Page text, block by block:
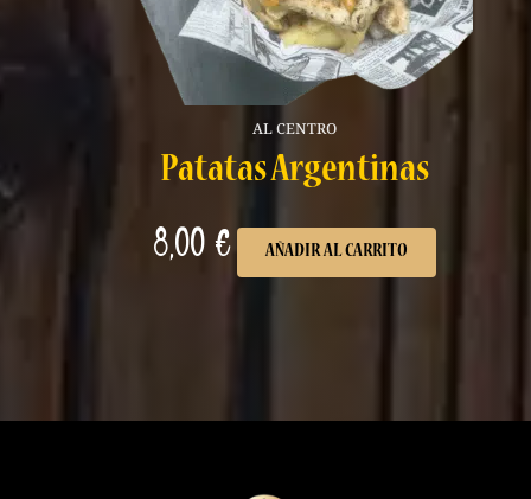
AL CENTRO
Patatas Argentinas
8,00 € AÑADIR AL CARRITO